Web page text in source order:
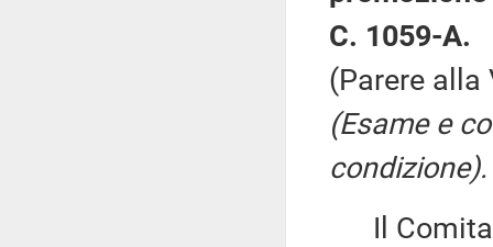
C. 1059-A.
(Parere alla
(Esame e
condizione).
Il